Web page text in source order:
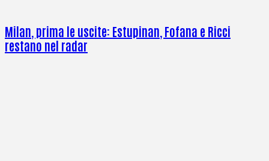
Milan, prima le uscite: Estupinan, Fofana e Ricci
restano nel radar